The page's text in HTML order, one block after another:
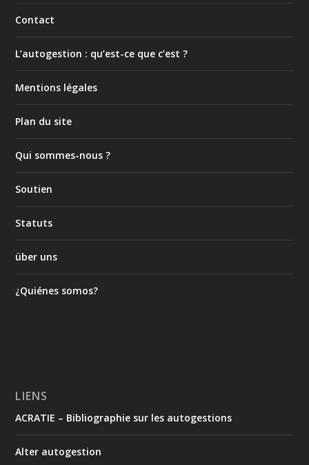
Contact
L’autogestion : qu’est-ce que c’est ?
Mentions légales
Plan du site
Qui sommes-nous ?
Soutien
Statuts
über uns
¿Quiénes somos?
LIENS
ACRATIE – Bibliographie sur les autogestions
Alter autogestion